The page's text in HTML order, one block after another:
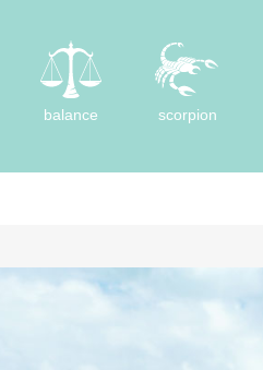
balance scorpion